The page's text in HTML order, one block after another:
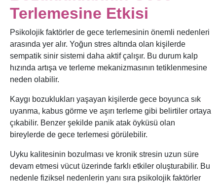
Terlemesine Etkisi
Psikolojik faktörler de gece terlemesinin önemli nedenleri
arasında yer alır. Yoğun stres altında olan kişilerde
sempatik sinir sistemi daha aktif çalışır. Bu durum kalp
hızında artışa ve terleme mekanizmasının tetiklenmesine
neden olabilir.
Kaygı bozuklukları yaşayan kişilerde gece boyunca sık
uyanma, kabus görme ve aşırı terleme gibi belirtiler ortaya
çıkabilir. Benzer şekilde panik atak öyküsü olan
bireylerde de gece terlemesi görülebilir.
Uyku kalitesinin bozulması ve kronik stresin uzun süre
devam etmesi vücut üzerinde farklı etkiler oluşturabilir. Bu
nedenle fiziksel nedenlerin yanı sıra psikolojik faktörler